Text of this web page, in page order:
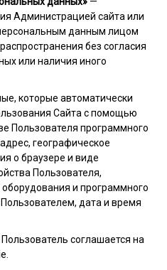
Администрацией сайта или
данным лицом
без согласия
или наличия иного
которые автоматически
Сайта с помощью
Пользователя программного
географическое
о браузере и виде
Пользователя,
оборудования и программного
дата и время
соглашается на